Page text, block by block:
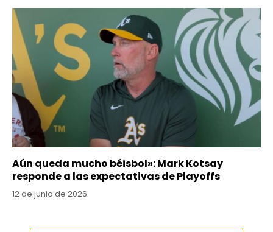
Aún queda mucho béisbol»: Mark Kotsay
responde a las expectativas de Playoffs
12 de junio de 2026